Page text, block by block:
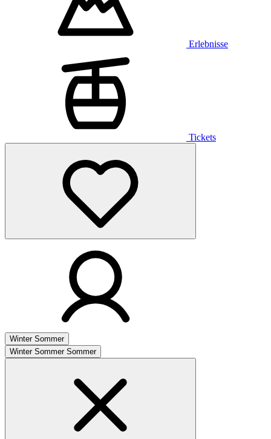
Erlebnisse
Tickets
Winter Sommer
Winter Sommer Sommer